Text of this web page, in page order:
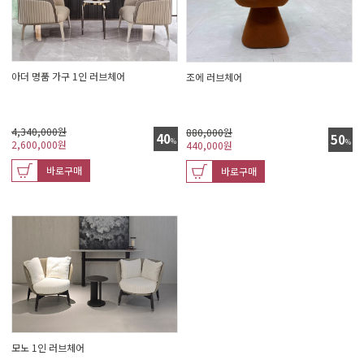
아더 명품 가구 1인 러브체어
40%
4,340,000원
2,600,000원
바로구매
조에 러브체어
50%
880,000원
440,000원
바로구매
모노 1인 러브체어